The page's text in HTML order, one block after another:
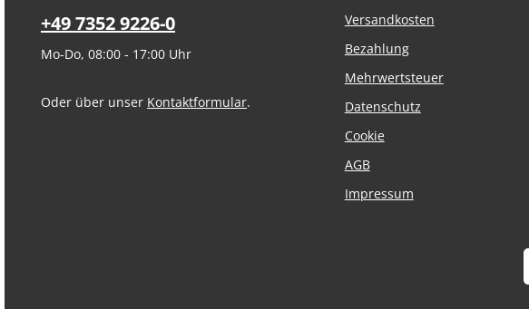
+49 7352 9226-0
Mo-Do, 08:00 - 17:00 Uhr
Oder über unser Kontaktformular.
Versandkosten
Bezahlung
Mehrwertsteuer
Datenschutz
Cookie
AGB
Impressum